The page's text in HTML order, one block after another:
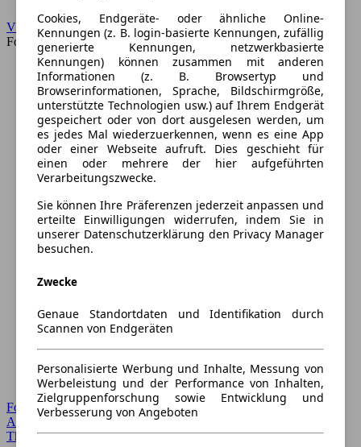
VW
Forum
Forum Startseite
Alle Auto-Foren
Themen-Forum
Cookies, Endgeräte- oder ähnliche Online-
Kennungen (z. B. login-basierte Kennungen, zufällig
generierte Kennungen, netzwerkbasierte
Kennungen) können zusammen mit anderen
Informationen (z. B. Browsertyp und
Browserinformationen, Sprache, Bildschirmgröße,
unterstützte Technologien usw.) auf Ihrem Endgerät
gespeichert oder von dort ausgelesen werden, um
es jedes Mal wiederzuerkennen, wenn es eine App
oder einer Webseite aufruft. Dies geschieht für
einen oder mehrere der hier aufgeführten
Verarbeitungszwecke.
Sie können Ihre Präferenzen jederzeit anpassen und
erteilte Einwilligungen widerrufen, indem Sie in
unserer Datenschutzerklärung den Privacy Manager
besuchen.
Zwecke
Genaue Standortdaten und Identifikation durch
Scannen von Endgeräten
Personalisierte Werbung und Inhalte, Messung von
Werbeleistung und der Performance von Inhalten,
Zielgruppenforschung sowie Entwicklung und
Verbesserung von Angeboten